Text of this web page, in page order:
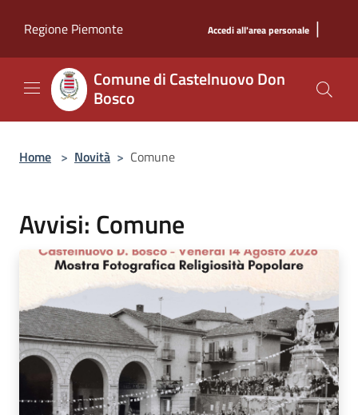
Regione Piemonte
Accedi all'area personale |
Comune di Castelnuovo Don
Bosco
Home > Novità > Comune
Avvisi: Comune